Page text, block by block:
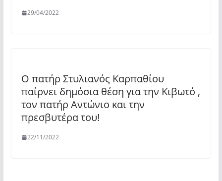
29/04/2022
Ο πατήρ Στυλιανός Καρπαθίου
παίρνει δημόσια θέση για την Κιβωτό ,
τον πατήρ Αντώνιο και την
πρεσβυτέρα του!
22/11/2022